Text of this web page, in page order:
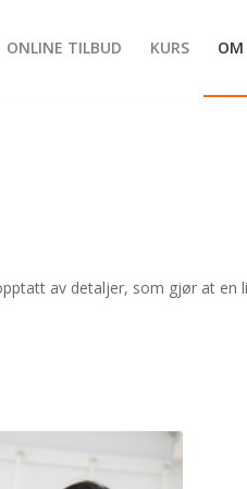
ONLINE TILBUD KURS OM
av detaljer, som gjør at en